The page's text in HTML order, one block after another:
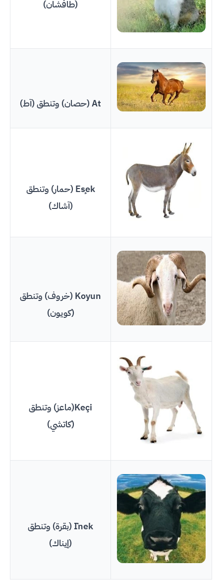
(طافشان)
At (حصان) وتنطق (آط)
Eşek (حمار) وتنطق
(آشاك)
Koyun (خروف) وتنطق
(كويون)
Keçi(ماعز) وتنطق
(كاتشي)
İnek (بقرة) وتنطق
(إيناك)